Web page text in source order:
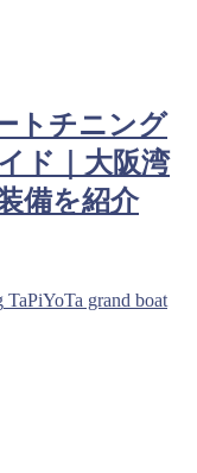
トチニング
ド｜大阪湾
備を紹介
TaPiYoTa grand boat